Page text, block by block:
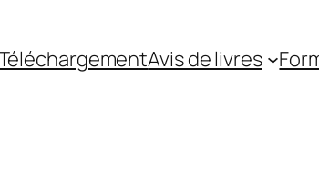
Avis de livres